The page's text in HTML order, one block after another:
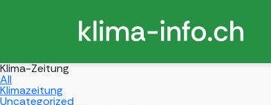
Klima-Zeitung
All
Klimazeitung
Uncategorized